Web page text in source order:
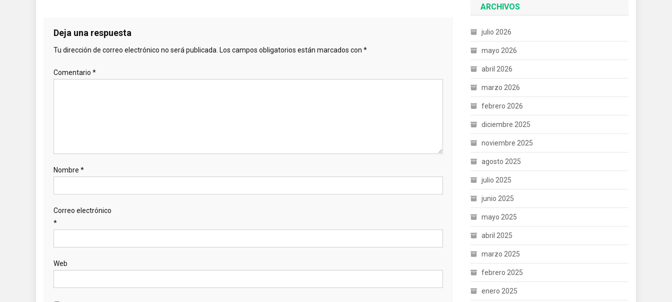
Deja una respuesta
Tu dirección de correo electrónico no será publicada. Los campos obligatorios están marcados con *
Comentario *
Nombre *
Correo electrónico
*
Web
ARCHIVOS
julio 2026
mayo 2026
abril 2026
marzo 2026
febrero 2026
diciembre 2025
noviembre 2025
agosto 2025
julio 2025
junio 2025
mayo 2025
abril 2025
marzo 2025
febrero 2025
enero 2025